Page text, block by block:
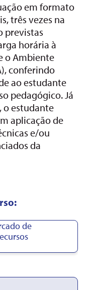
em formato
três vezes na
previstas
horária à
o Ambiente
conferindo
ao estudante
pedagógico. Já
o estudante
aplicação de
e/ou
da
de